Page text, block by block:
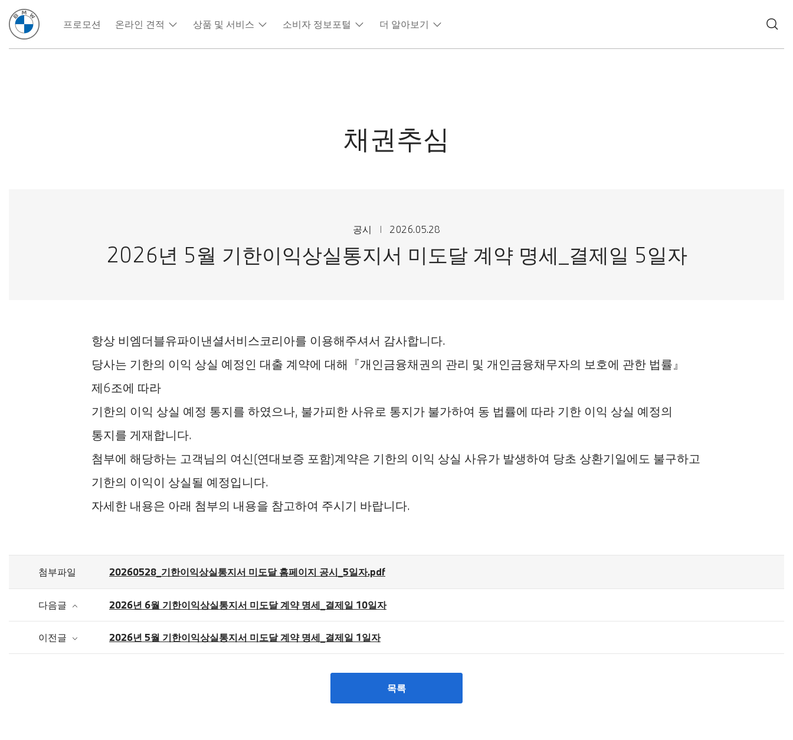
프로모션 온라인 견적 상품 및 서비스 소비자 정보포털 더 알아보기
채권추심
공시 2026.05.28
2026년 5월 기한이익상실통지서 미도달 계약 명세_결제일 5일자
항상 비엠더블유파이낸셜서비스코리아를 이용해주셔서 감사합니다.
당사는 기한의 이익 상실 예정인 대출 계약에 대해『개인금융채권의 관리 및 개인금융채무자의 보호에 관한 법률』
제6조에 따라
기한의 이익 상실 예정 통지를 하였으나, 불가피한 사유로 통지가 불가하여 동 법률에 따라 기한 이익 상실 예정의
통지를 게재합니다.
첨부에 해당하는 고객님의 여신(연대보증 포함)계약은 기한의 이익 상실 사유가 발생하여 당초 상환기일에도 불구하고
기한의 이익이 상실될 예정입니다.
자세한 내용은 아래 첨부의 내용을 참고하여 주시기 바랍니다.
첨부파일 20260528_기한이익상실통지서 미도달 홈페이지 공시_5일자.pdf
다음글 2026년 6월 기한이익상실통지서 미도달 계약 명세_결제일 10일자
이전글 2026년 5월 기한이익상실통지서 미도달 계약 명세_결제일 1일자
목록